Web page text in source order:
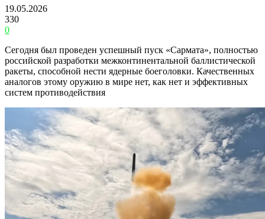
19.05.2026
330
0
Сегодня был проведен успешный пуск «Сармата», полностью
российской разработки межконтинентальной баллистической
ракеты, способной нести ядерные боеголовки. Качественных
аналогов этому оружию в мире нет, как нет и эффективных
систем противодействия